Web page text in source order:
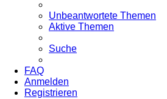
Unbeantwortete Themen
Aktive Themen
Suche
FAQ
Anmelden
Registrieren